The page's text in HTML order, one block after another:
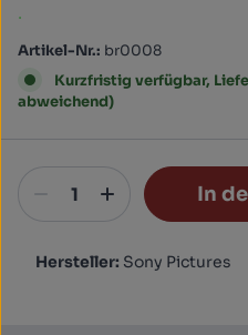
.
Artikel-Nr.: br0008
Kurzfristig verfügbar,
abweichend)
In
Hersteller: Sony Pictures